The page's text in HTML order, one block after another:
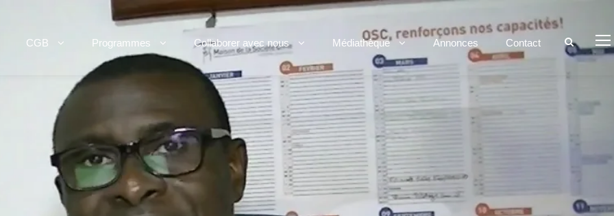
CGB Programmes Collaborer avec nous Médiathèque Annonces Contact